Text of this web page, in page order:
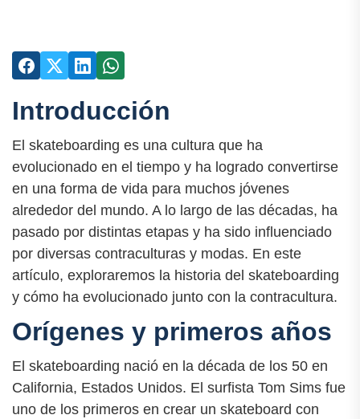
Introducción
El skateboarding es una cultura que ha
evolucionado en el tiempo y ha logrado convertirse
en una forma de vida para muchos jóvenes
alrededor del mundo. A lo largo de las décadas, ha
pasado por distintas etapas y ha sido influenciado
por diversas contraculturas y modas. En este
artículo, exploraremos la historia del skateboarding
y cómo ha evolucionado junto con la contracultura.
Orígenes y primeros años
El skateboarding nació en la década de los 50 en
California, Estados Unidos. El surfista Tom Sims fue
uno de los primeros en crear un skateboard con